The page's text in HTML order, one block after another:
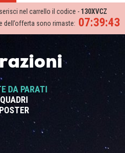
nel carrello il codice - 130XVCZ
07:39:43
dell’offerta sono rimaste:
DA PARATI
QUADRI
POSTER